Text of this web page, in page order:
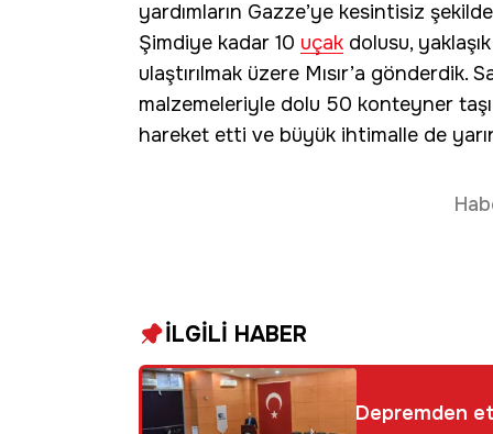
yardımların Gazze’ye kesintisiz
Şimdiye kadar 10 uçak dolusu,
ulaştırılmak üzere Mısır’a gönderdik.
malzemeleriyle dolu 50 konteyner
hareket etti ve büyük ihtimalle de
İLGİLİ HABER
Depremden